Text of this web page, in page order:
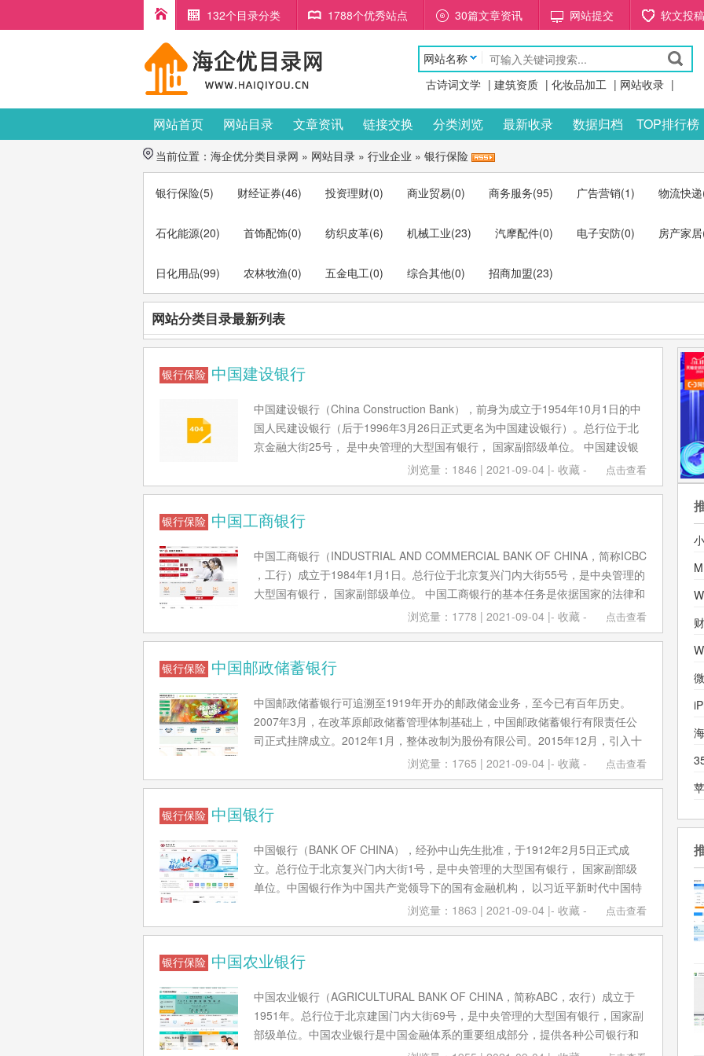
132个目录分类 1788个优秀站点 30篇文章资讯 网站提交 软文投稿
网站名称
古诗词文学 | 建筑资质 | 化妆品加工 | 网站收录 |
网站首页 网站目录 文章资讯 链接交换 分类浏览 最新收录 数据归档 TOP排行榜
当前位置： 海企优分类目录网 » 网站目录 » 行业企业 » 银行保险
银行保险(5) 财经证券(46) 投资理财(0) 商业贸易(0) 商务服务(95) 广告营销(1) 物流快递
石化能源(20) 首饰配饰(0) 纺织皮革(6) 机械工业(23) 汽摩配件(0) 电子安防(0) 房产家居
日化用品(99) 农林牧渔(0) 五金电工(0) 综合其他(0) 招商加盟(23)
网站分类目录最新列表
银行保险 中国建设银行
中国建设银行（China Construction Bank），前身为成立于1954年10月1日的中
国人民建设银行（后于1996年3月26日正式更名为中国建设银行）。总行位于北
京金融大街25号， 是中央管理的大型国有银行， 国家副部级单位。 中国建设银
行主要经营领域包括公司银行业务、个人银行业务和资金业务，在29个国家和地
区设有分支机构及子公司，拥有基金、租赁、信托、人寿、财险、投行、期货、
业集团及中国经济战略性行业的主导企业保持银行业务联系，营销网络覆盖全国
行榜》，中国建设银行排名第2位。 2017年2月，Brand Finance发布2017年度全
球500强品牌榜单，中国建设银行排名第14位。 2018年《财富》世界500强排名
31位。 2018年12月，世界品牌实验室编制的《2018世界品牌500强》揭晓，中
国建设银行排名第203位。 2019年7月，入选2019《财富》世界500强。“一带一
路”中国企业100强榜单排名第40位。 2019年12月，中国建设银行入选2019中国
100榜单，中国建设银行排名第25位。2020年1月4日，获得2020《财经》长青
浏览量：1846 | 2021-09-04 |- 收藏 - 点击查看
银行保险 中国工商银行
中国工商银行（INDUSTRIAL AND COMMERCIAL BANK OF CHINA，简称ICBC
，工行）成立于1984年1月1日。总行位于北京复兴门内大街55号，是中央管理的
大型国有银行， 国家副部级单位。 中国工商银行的基本任务是依据国家的法律和
法规，通过国内外开展融资活动筹集社会资金，加强信贷资金管理，支持企业生
产和技术改造，为我国经济建设服务。 2017年2月，Brand Finance发布2017年
最具价值品牌》分析报告发布，中国工商银行排名第4位。2018年7月，英国《银
2018年《财富》世界500强排名第26位。 2018年12月18日，世界品牌实验室编
制的《2018世界品牌500强》揭晓，中国工商银行排名第43位。 2019年6月26
日，中国工商银行等8家银行首批上线运行企业信息联网核查系统。 2019年7月，
入选2019《财富》世界500强，排名26。 2019年12月，中国工商银行入选2019
中国品牌强国盛典榜样100品牌。 2019年12月18日，人民日报发布中国品牌发展
青奖“可持续发展效益奖”。2020年3月，入选2020年全球品牌价值500强第6位。
9月28日，入选2020中国企业500强榜单，排名第五。
浏览量：1778 | 2021-09-04 |- 收藏 - 点击查看
银行保险 中国邮政储蓄银行
中国邮政储蓄银行可追溯至1919年开办的邮政储金业务，至今已有百年历史。
2007年3月，在改革原邮政储蓄管理体制基础上，中国邮政储蓄银行有限责任公
司正式挂牌成立。2012年1月，整体改制为股份有限公司。2015年12月，引入十
家境内外战略投资者。2016年9月，在香港联交所挂牌上市。2019年12月，在上
交所挂牌上市，圆满完成“股改—引战—A、H两地上市”三步走改革目标。
浏览量：1765 | 2021-09-04 |- 收藏 - 点击查看
银行保险 中国银行
中国银行（BANK OF CHINA），经孙中山先生批准，于1912年2月5日正式成
立。总行位于北京复兴门内大街1号，是中央管理的大型国有银行， 国家副部级
单位。中国银行作为中国共产党领导下的国有金融机构， 以习近平新时代中国特
色社会主义思想为指导。 中国银行是香港、澳门地区的发钞行，业务范围涵盖商
业银行、投资银行、基金、保险、航空租赁等。 中国银行是中国唯一持续经营超
61个国家和地区，旗下有中银国际、中银投资、中银基金、中银保险、中银航空
银行成为中国唯一的“双奥银行”。 2019年，中国银行再次入选全球系统重要性银
行，成为新兴市场经济体中唯一连续9年入选的金融机构。2021年6月，《银行
家》公布2021年全球银行1000强，中国银行排名第4位。 2018年2月，Brand
浏览量：1863 | 2021-09-04 |- 收藏 - 点击查看
银行保险 中国农业银行
中国农业银行（AGRICULTURAL BANK OF CHINA，简称ABC，农行）成立于
1951年。总行位于北京建国门内大街69号，是中央管理的大型国有银行，国家副
部级单位。中国农业银行是中国金融体系的重要组成部分，提供各种公司银行和
零售银行产品和服务，同时开展金融市场业务及资产管理业务，业务范围还涵盖